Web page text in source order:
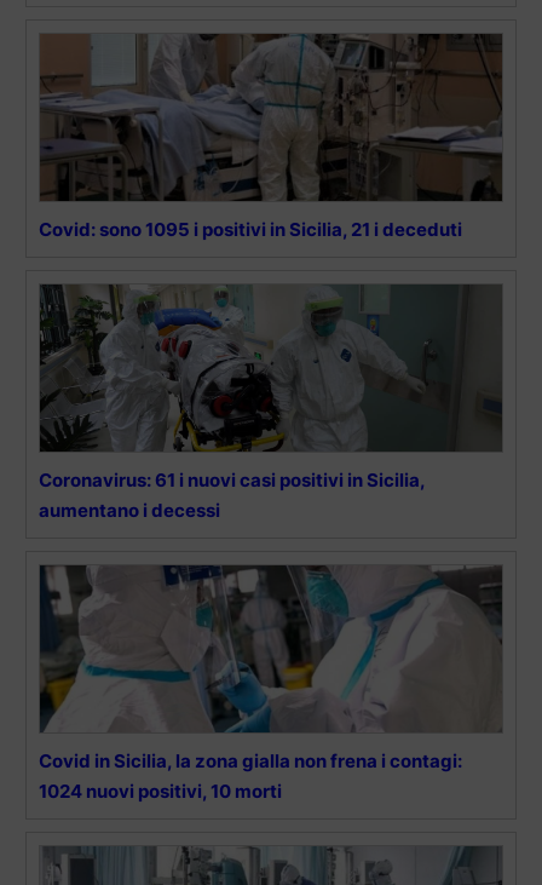
Covid: sono 1095 i positivi in Sicilia, 21 i deceduti
Coronavirus: 61 i nuovi casi positivi in Sicilia,
aumentano i decessi
Covid in Sicilia, la zona gialla non frena i contagi:
1024 nuovi positivi, 10 morti